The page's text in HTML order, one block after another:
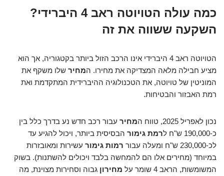
כמה עולה הטויוטה ראב 4 היברידי?
השקעה ששווה את זה
הטויוטה ראב 4 היברידי אינו הרכב הזול ביותר בקטגוריה, אך הוא
מציע חבילה מלאה המצדיקה את מחירו. המחיר שלו משקף את
המוניטין של טויוטה, את הטכנולוגיה ההיברידית המתקדמת ואת
רמת האבזור והבטיחות.
נכון לאפריל 2025, טווח ה מחיר עבור רכב חדש נע בדרך כלל בין
כ-190,000 ש"ח ל
רמת גימור הבסיסית ביותר, ויכול להגיע עד
לכ-230,000 ש"ח ומעלה עבור
רמות גימור עשירות ומאובזרות
במיוחד (מחירים אלו הם להמחשה בלבד ויכולים להשתנות). בשוק
המשומשות, הראב 4 שומר על
מחירון גבוה וסחירות מצוינת, מה